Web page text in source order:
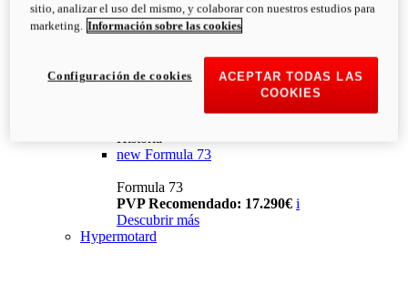
Historia
new Formula 73
Formula 73
PVP Recomendado: 17.290€ i
Descubrir más
Hypermotard
sitio, analizar el uso del mismo, y colaborar con nuestros estudios para
marketing. Información sobre las cookies
ACEPTAR TODAS LAS
COOKIES
Configuración de cookies